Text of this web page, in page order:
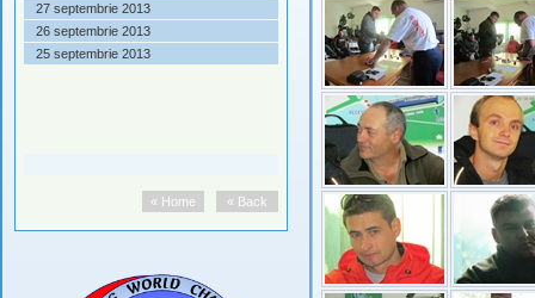
27 septembrie 2013
26 septembrie 2013
25 septembrie 2013
« Back
« Home